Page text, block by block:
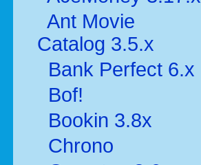
Ant Movie
Catalog 3.5.x
Bank Perfect 6.x
Bof!
Bookin 3.8x
Chrono